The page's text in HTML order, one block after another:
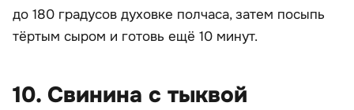
до 180 градусов духовке полчаса, затем посыпь
тёртым сыром и готовь ещё 10 минут.
10. Свинина с тыквой